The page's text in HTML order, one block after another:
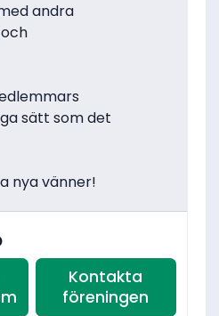
andra
sätt som det
nya vänner!
Kontakta
föreningen